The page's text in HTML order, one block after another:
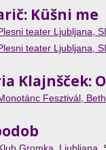
Küšni me
teater Ljubljana, SI
Plesni teater Ljubljana, SI
Klajnšček:
Monotánc Fesztivál,